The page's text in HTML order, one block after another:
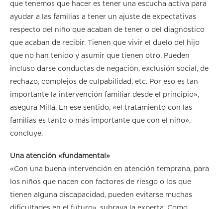
que tenemos que hacer es tener una escucha activa para
ayudar a las familias a tener un ajuste de expectativas
respecto del niño que acaban de tener o del diagnóstico
que acaban de recibir. Tienen que vivir el duelo del hijo
que no han tenido y asumir que tienen otro. Pueden
incluso darse conductas de negación, exclusión social, de
rechazo, complejos de culpabilidad, etc. Por eso es tan
importante la intervención familiar desde el principio»,
asegura Millá. En ese sentido, «el tratamiento con las
familias es tanto o más importante que con el niño»,
concluye.
Una atención «fundamental»
«Con una buena intervención en atención temprana, para
los niños que nacen con factores de riesgo o los que
tienen alguna discapacidad, pueden evitarse muchas